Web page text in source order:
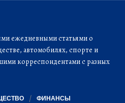
ежедневными статьями о
автомобилях, спорте и
корреспондентами с разных
ФИНАНСЫ